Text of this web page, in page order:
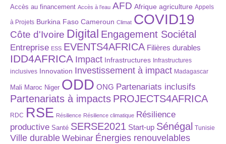
Accès au financement Accès à l’eau AFD Afrique agriculture Appels
à Projets Burkina Faso Cameroun Climat COVID19
Côte d'Ivoire Digital Engagement Sociétal
Entreprise ESS EVENTS4AFRICA Filières durables
IDD4AFRICA Impact Infrastructures Infrastructures
inclusives Innovation Investissement à impact Madagascar
Mali Maroc Niger ODD ONG Partenariats inclusifs
Partenariats à impacts PROJECTS4AFRICA
RDC RSE Résilience Résilience climatique Résilience
productive Santé SERSE2021 Start-up Sénégal Tunisie
Ville durable Webinar Énergies renouvelables